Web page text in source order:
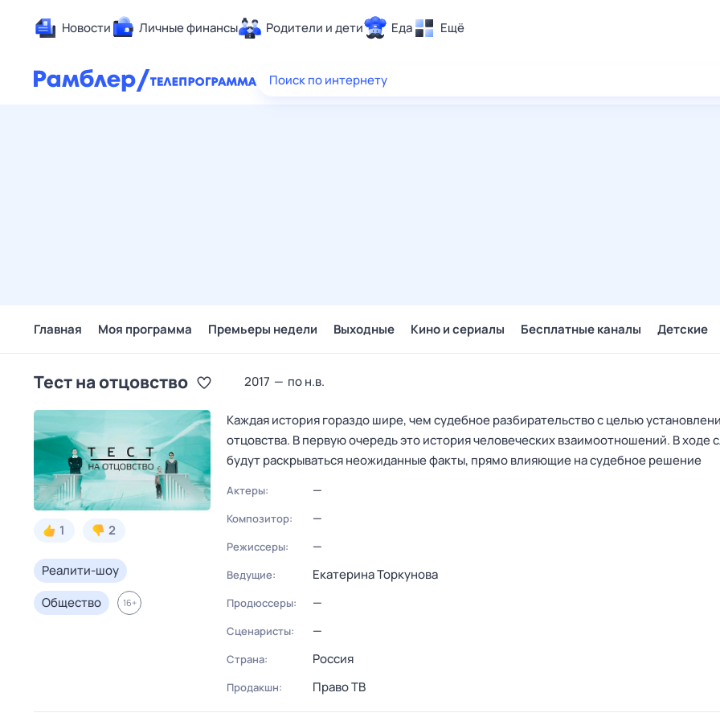
Новости Личные финансы Родители и дети Еда Ещё
Здоровье
Поиск по интернету
Главная Моя программа Премьеры недели Выходные Кино и сериалы Бесплатные каналы Детские
Тест на отцовство 2017 — по н.в.
1 2
Реалити-шоу
Общество
16+
Каждая история гораздо шире, чем судебное разбирательство с целью
отцовства. В первую очередь это история человеческих взаимоотношений. В ходе
будут раскрываться неожиданные факты, прямо влияющие на судебное решение
Актеры: —
Композитор: —
Режиссеры: —
Ведущие: Екатерина Торкунова
Продюссеры: —
Сценаристы: —
Страна: Россия
Продакшн: Право ТВ